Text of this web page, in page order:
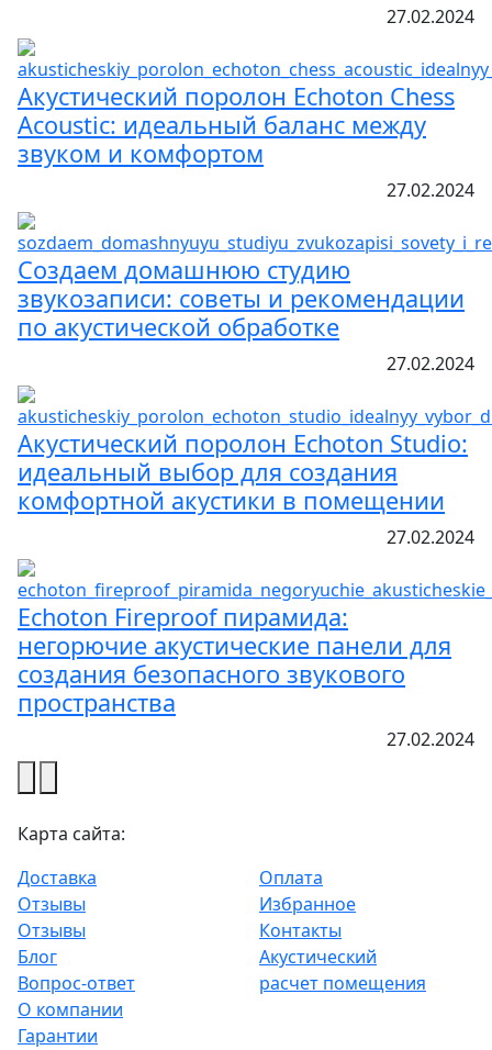
27.02.2024
Акустический поролон Echoton Chess
Acoustic: идеальный баланс между
звуком и комфортом
27.02.2024
Создаем домашнюю студию
звукозаписи: советы и рекомендации
по акустической обработке
27.02.2024
Акустический поролон Echoton Studio:
идеальный выбор для создания
комфортной акустики в помещении
27.02.2024
Echoton Fireproof пирамида:
негорючие акустические панели для
создания безопасного звукового
пространства
27.02.2024
Карта сайта:
Доставка
Отзывы
Оплата
Избранное
Отзывы
Блог
Вопрос-ответ
О компании
Гарантии
Контакты
Акустический
расчет помещения